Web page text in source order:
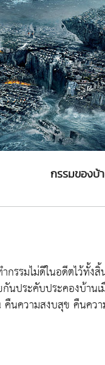
กรรมของบ้
รรมไม่ดีในอดีตไว้ทั้งสิ้
นประคับประคองบ้าน
คืนความสงบสุข คืนคว